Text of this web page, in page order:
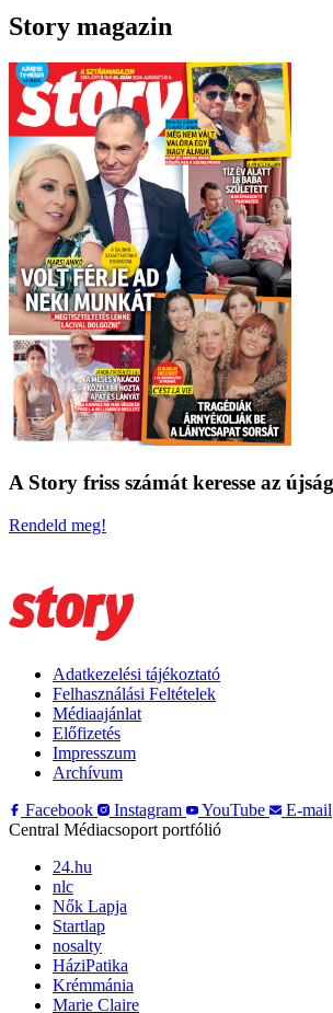
Story magazin
A Story friss számát keresse az
Rendeld meg!
Adatkezelési tájékoztató
Felhasználási Feltételek
Médiaajánlat
Előfizetés
Impresszum
Archívum
Facebook
Instagram YouTube
E-mail
Central Médiacsoport portfólió
24.hu
nlc
Nők Lapja
Startlap
nosalty
HáziPatika
Krémmánia
Marie Claire